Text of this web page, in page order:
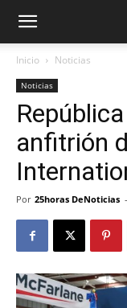
Inicio Noticias
Noticias
anfitrión
Por 25horas DeNoticias -